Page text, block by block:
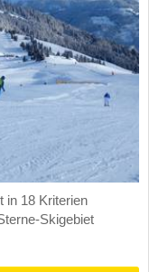
in 18 Kriterien
Skigebiet